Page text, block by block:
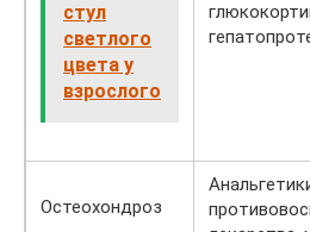
стул
светлого
цвета у
взрослого
Остеохондроз